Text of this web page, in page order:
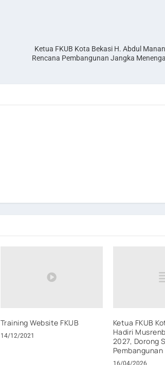
Ketua FKUB Kota Bekasi H. Abdul
Rencana Pembangunan Jangka
Training Website FKUB
14/12/2021
Ketua FKUB
Hadiri
2027, Dorong
16/04/2026